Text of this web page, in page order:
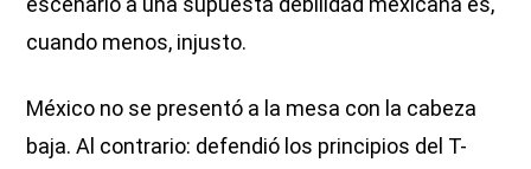
cuando menos, injusto.
México no se presentó a la mesa con la cabeza
baja. Al contrario: defendió los principios del T-